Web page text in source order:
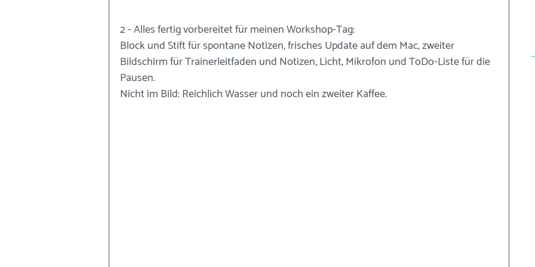
2 - Alles fertig vorbereitet für meinen Workshop-Tag:
Block und Stift für spontane Notizen, frisches Update auf dem Mac, zweiter
Bildschirm für Trainerleitfaden und Notizen, Licht, Mikrofon und ToDo-Liste für die
Pausen.
Nicht im Bild: Reichlich Wasser und noch ein zweiter Kaffee.